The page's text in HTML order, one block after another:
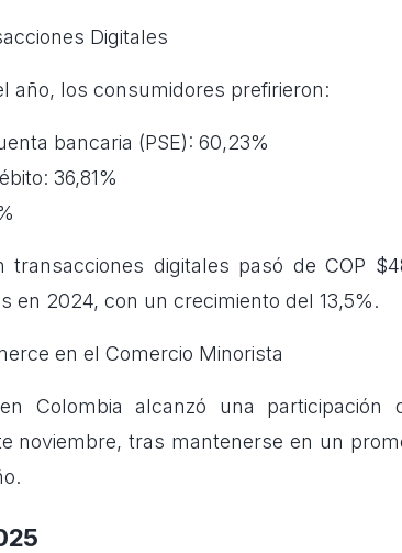
Digitales
año, los consumidores prefirieron:
bancaria (PSE): 60,23%
36,81%
digitales pasó de COP
en 2024, con un crecimiento del 13,5%.
en el Comercio Minorista
Colombia alcanzó una
noviembre, tras mantenerse en un